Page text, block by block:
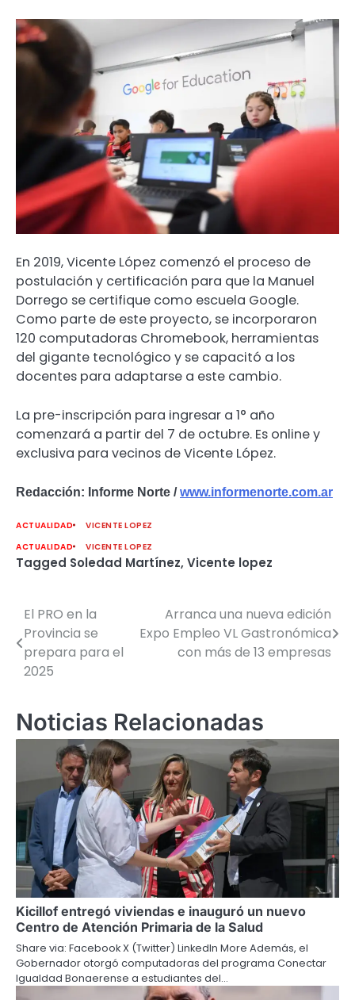
En 2019, Vicente López comenzó el proceso de
postulación y certificación para que la Manuel
Dorrego se certifique como escuela Google.
Como parte de este proyecto, se incorporaron
120 computadoras Chromebook, herramientas
del gigante tecnológico y se capacitó a los
docentes para adaptarse a este cambio.
La pre-inscripción para ingresar a 1° año
comenzará a partir del 7 de octubre. Es online y
exclusiva para vecinos de Vicente López.
Redacción: Informe Norte /www.informenorte.com.ar
ACTUALIDAD
VICENTE LOPEZ
ACTUALIDAD
VICENTE LOPEZ
Tagged Soledad Martínez, Vicente lopez
Navegación
de
entradas
El PRO en la
Provincia se
prepara para el
2025
Arranca una nueva edición
Expo Empleo VL Gastronómica
con más de 13 empresas
Noticias Relacionadas
Kicillof entregó viviendas e inauguró un nuevo
Centro de Atención Primaria de la Salud
Share via: Facebook X (Twitter) LinkedIn More Además, el
Gobernador otorgó computadoras del programa Conectar
Igualdad Bonaerense a estudiantes del…